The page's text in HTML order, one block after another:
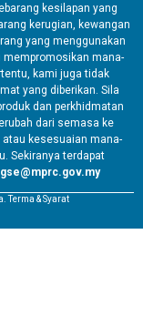
kesilapan yang
kerugian, kewangan
yang menggunakan
mana-
kami juga tidak
yang diberikan. Sila
dan perkhidmatan
dari semasa ke
kesesuaian mana-
Sekiranya terdapat
Terma & Syarat